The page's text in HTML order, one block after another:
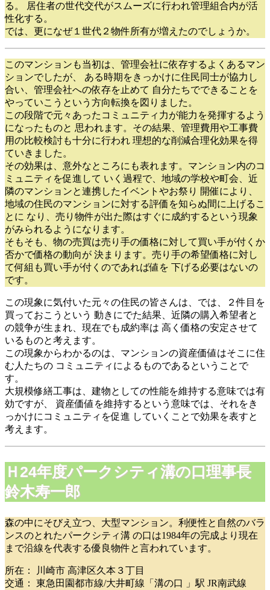
る。 居住者の世代交代がスムーズに行われ管理組合内が活
性化する。
では、更になぜ１世代２物件所有が増えたのでしょうか。
このマンションも当初は、管理会社に依存するよくあるマン
ションでしたが、 ある時期をきっかけに住民同士が協力し
合い、管理会社への依存を止めて 自分たちでできることを
やっていこうという方向転換を図りました。
この段階で元々あったコミュニティ力が能力を発揮するよう
になったものと 思われます。その結果、管理費用や工事費
用の比較検討も十分に行われ 理想的な削減合理化効果を得
ていきました。
その効果は、意外なところにも表れます。マンション内のコ
ミュニティを促進して いく過程で、地域の学校や町会、近
隣のマンションと連携したイベントやお祭り 開催により、
地域の住民のマンションに対する評価を知らぬ間に上げるこ
とに なり、売り物件が出た際はすぐに成約するという現象
がみられるようになります。
そもそも、物の売買は売り手の価格に対して買い手が付くか
否かで価格の動向が 決まります。売り手の希望価格に対し
て何組も買い手が付くのであれば値を 下げる必要はないの
です。
この現象に気付いた元々の住民の皆さんは、では、２件目を
買っておこうという 動きにでた結果、近隣の購入希望者と
の競争が生まれ、現在でも成約率は 高く価格の安定させて
いるものと考えます。
この現象からわかるのは、マンションの資産価値はそこに住
む人たちの コミュニティによるものであるということで
す。
大規模修繕工事は、建物としての性能を維持する意味では有
効ですが、 資産価値を維持するという意味では、それをき
っかけにコミュニティを促進 していくことで効果を表すと
考えます。
Ｈ24年度パークシティ溝の口理事長
鈴木寿一郎
森の中にそびえ立つ、大型マンション。利便性と自然のバラ
ンスのとれたパークシティ溝 の口は1984年の完成より現在
まで沿線を代表する優良物件と言われています。
所在： 川崎市 高津区久本３丁目
交通： 東急田園都市線/大井町線「溝の口 」駅 JR南武線